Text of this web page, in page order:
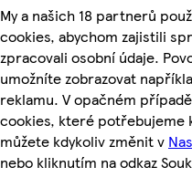
My a našich 18 partnerů
cookies, abychom zajistili
zpracovali osobní údaje.
umožníte zobrazovat
reklamu. V opačném
cookies, které potřebujeme
můžete kdykoliv změnit v
nebo kliknutím na odkaz